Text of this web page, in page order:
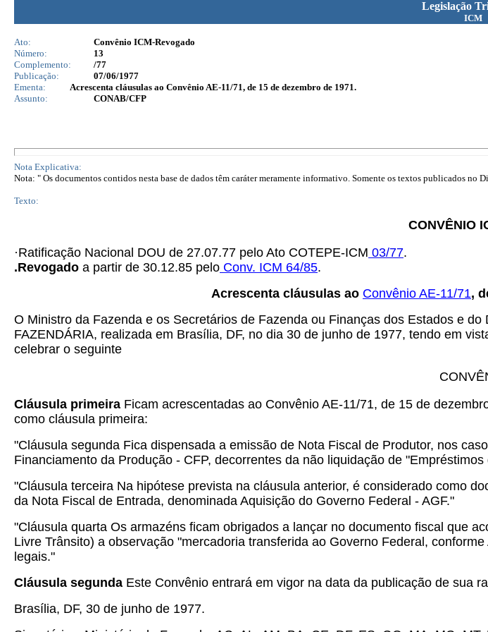
Legislação
ICM
Ato:
Convênio ICM-Revogado
Número:
13
Complemento:
/77
Publicação:
07/06/1977
Ementa:
Acrescenta cláusulas ao Convênio AE-11/71, de 15 de dezembro de 1971.
Assunto:
CONAB/CFP
Nota Explicativa:
Nota: " Os documentos contidos nesta base de dados têm caráter meramente informativo. Somente os textos publicados no
Texto:
CONVÊNIO
·Ratificação Nacional DOU de 27.07.77 pelo Ato COTEPE-ICM 03/77.
.Revogado a partir de 30.12.85 pelo Conv. ICM 64/85.
Acrescenta cláusulas ao Convênio AE-11/71,
O Ministro da Fazenda e os Secretários de Fazenda ou Finanças dos Estados e
FAZENDÁRIA, realizada em Brasília, DF, no dia 30 de junho de 1977, tendo em
celebrar o seguinte
Cláusula primeira Ficam acrescentadas ao Convênio AE-11/71, de 15 de
como cláusula primeira:
"Cláusula segunda Fica dispensada a emissão de Nota Fiscal de Produtor, nos
Financiamento da Produção - CFP, decorrentes da não liquidação de
"Cláusula terceira Na hipótese prevista na cláusula anterior, é considerado como
da Nota Fiscal de Entrada, denominada Aquisição do Governo Federal - AGF."
"Cláusula quarta Os armazéns ficam obrigados a lançar no documento fiscal que
Livre Trânsito) a observação "mercadoria transferida ao Governo Federal,
legais."
Cláusula segunda Este Convênio entrará em vigor na data da publicação de sua
Brasília, DF, 30 de junho de 1977.